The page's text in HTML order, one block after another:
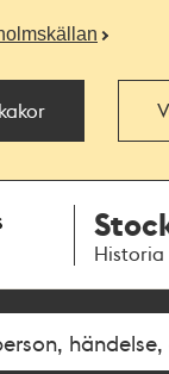
Historia